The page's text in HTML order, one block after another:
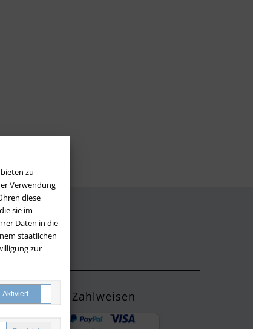
zu
Verwendung
diese
sie im
Daten in die
staatlichen
zur
Zahlweisen